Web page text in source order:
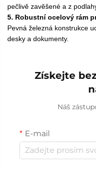
pečlivě zavěšené a z
5. Robustní ocelový rám
Pevná železná konstrukce
desky a dokumenty.
Získejte
Náš
E-mail